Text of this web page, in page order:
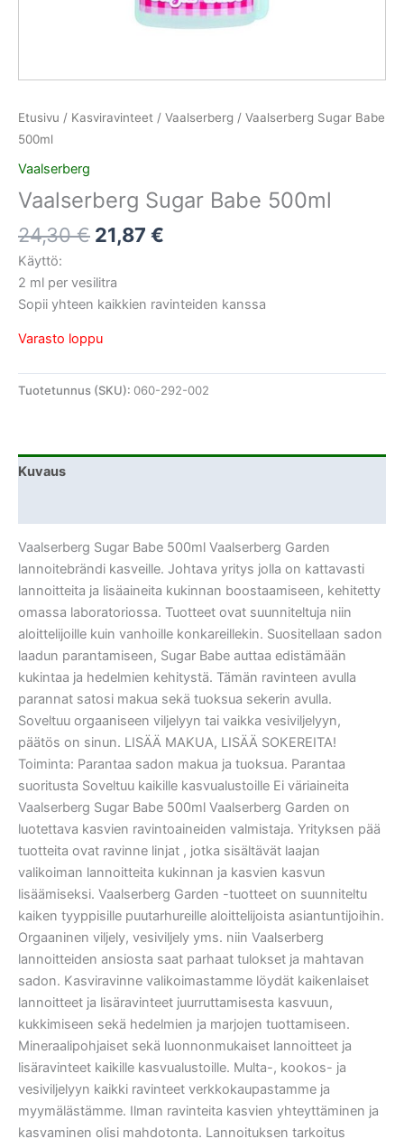
Etusivu / Kasviravinteet / Vaalserberg / Vaalserberg Sugar Babe
500ml
Vaalserberg
Vaalserberg Sugar Babe 500ml
24,30€ 21,87 €
Käyttö:
2 ml per vesilitra
Sopii yhteen kaikkien ravinteiden kanssa
Varasto loppu
Tuotetunnus (SKU): 060-292-002
Kuvaus
Vaalserberg Sugar Babe 500ml Vaalserberg Garden
lannoitebrändi kasveille. Johtava yritys jolla on kattavasti
lannoitteita ja lisäaineita kukinnan boostaamiseen, kehitetty
omassa laboratoriossa. Tuotteet ovat suunniteltuja niin
aloittelijoille kuin vanhoille konkareillekin. Suositellaan sadon
laadun parantamiseen, Sugar Babe auttaa edistämään
kukintaa ja hedelmien kehitystä. Tämän ravinteen avulla
parannat satosi makua sekä tuoksua sekerin avulla.
Soveltuu orgaaniseen viljelyyn tai vaikka vesiviljelyyn,
päätös on sinun. LISÄÄ MAKUA, LISÄÄ SOKEREITA!
Toiminta: Parantaa sadon makua ja tuoksua. Parantaa
suoritusta Soveltuu kaikille kasvualustoille Ei väriaineita
Vaalserberg Sugar Babe 500ml Vaalserberg Garden on
luotettava kasvien ravintoaineiden valmistaja. Yrityksen pää
tuotteita ovat ravinne linjat , jotka sisältävät laajan
valikoiman lannoitteita kukinnan ja kasvien kasvun
lisäämiseksi. Vaalserberg Garden -tuotteet on suunniteltu
kaiken tyyppisille puutarhureille aloittelijoista asiantuntijoihin.
Orgaaninen viljely, vesiviljely yms. niin Vaalserberg
lannoitteiden ansiosta saat parhaat tulokset ja mahtavan
sadon. Kasviravinne valikoimastamme löydät kaikenlaiset
lannoitteet ja lisäravinteet juurruttamisesta kasvuun,
kukkimiseen sekä hedelmien ja marjojen tuottamiseen.
Mineraalipohjaiset sekä luonnonmukaiset lannoitteet ja
lisäravinteet kaikille kasvualustoille. Multa-, kookos- ja
vesiviljelyyn kaikki ravinteet verkkokaupastamme ja
myymälästämme. Ilman ravinteita kasvien yhteyttäminen ja
kasvaminen olisi mahdotonta. Lannoituksen tarkoitus